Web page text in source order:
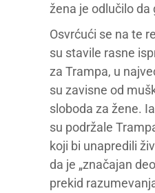
žena je odlučilo da
Osvrćući se na te
su stavile rasne
za Trampa, u
su zavisne od
sloboda za žene.
su podržale
koji bi unapredili
da je „značajan
prekid